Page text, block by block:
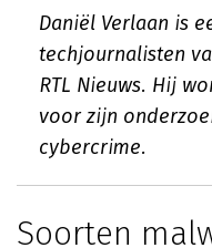
Daniël Verlaan is
techjournalisten
RTL Nieuws. Hij
voor zijn
cybercrime.
Soorten